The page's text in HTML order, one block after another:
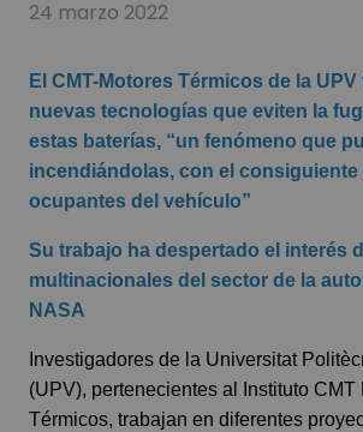
24 marzo 2022
El CMT-Motores Térmicos de la UPV
nuevas tecnologías que eviten la
estas baterías, “un fenómeno que
incendiándolas, con el
ocupantes del vehículo”
Su trabajo ha despertado el interés
multinacionales del sector de la
NASA
Investigadores de la Universitat
(UPV), pertenecientes al Instituto CMT
Térmicos, trabajan en diferentes